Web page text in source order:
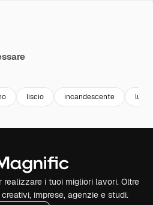
liscio incandescente
realizzare i tuoi migliori lavori. Oltre
imprese, agenzie e studi.